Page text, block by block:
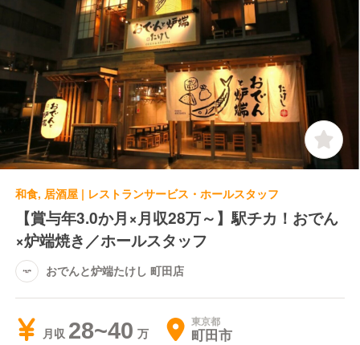
和食, 居酒屋 | レストランサービス・ホールスタッフ
【賞与年3.0か月×月収28万～】駅チカ！おでん
×炉端焼き／ホールスタッフ
おでんと炉端たけし 町田店
月収 28~40 東京都
町田市